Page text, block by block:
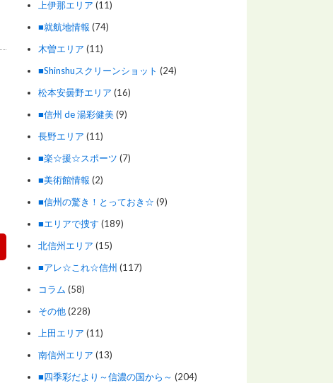
上伊那エリア (11)
■就航地情報 (74)
木曽エリア (11)
■Shinshuスクリーンショット (24)
松本安曇野エリア (16)
■信州 de 湯彩健美(9)
長野エリア (11)
■楽☆援☆スポーツ (7)
■美術館情報 (2)
■信州の驚き！とっておき☆ (9)
■エリアで捜す (189)
北信州エリア (15)
■アレ☆これ☆信州 (117)
コラム (58)
その他(228)
上田エリア (11)
南信州エリア (13)
■四季彩だより～信濃の国から～ (204)